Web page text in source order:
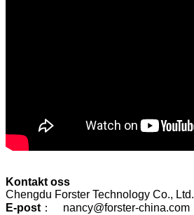
Kontakt oss
Chengdu Forster Technology Co., Ltd.
E-post： nancy@forster-china.com